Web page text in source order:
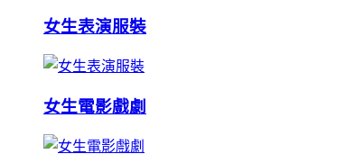
女生表演服裝
女生電影戲劇